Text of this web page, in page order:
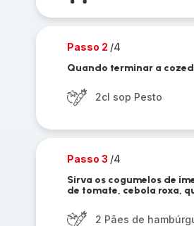
Passo 2 /4
Quando terminar a
2cl sop Pesto
Passo 3 /4
Sirva os cogumelos de
de tomate, cebola roxa,
2 Pães de